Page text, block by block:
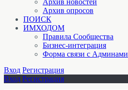
Архив опросов
ПОИСК
ИМХОДОМ
Правила Сообщества
Бизнес-интеграция
Форма связи с Админами
Вход Регистрация
Вход Регистрация